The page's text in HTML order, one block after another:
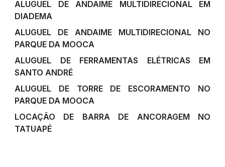
ALUGUEL DE ANDAIME MULTIDIRECIONAL EM
DIADEMA
ALUGUEL DE ANDAIME MULTIDIRECIONAL NO
PARQUE DA MOOCA
ALUGUEL DE FERRAMENTAS ELÉTRICAS EM
SANTO ANDRÉ
ALUGUEL DE TORRE DE ESCORAMENTO NO
PARQUE DA MOOCA
LOCAÇÃO DE BARRA DE ANCORAGEM NO
TATUAPÉ